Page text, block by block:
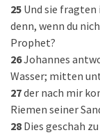
25 Und sie fragten
denn, wenn du
Prophet?
26Johannes
Wasser; mitten
27der nach mir
Riemen seiner
28 Dies geschah